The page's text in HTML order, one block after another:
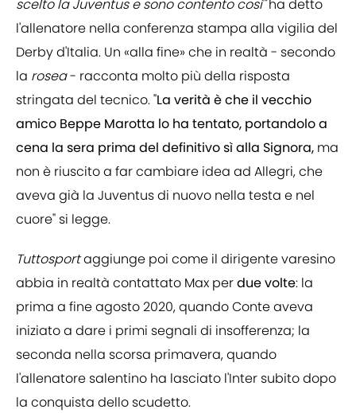
scelto la Juventus e sono contento così"ha detto
l'allenatore nella conferenza stampa alla vigilia del
Derby d'Italia. Un «alla fine» che in realtà - secondo
la rosea- racconta molto più della risposta
stringata del tecnico. "La verità è che il vecchio
amico Beppe Marotta lo ha tentato, portandolo a
cena la sera prima del definitivo sì alla Signora, ma
non è riuscito a far cambiare idea ad Allegri, che
aveva già la Juventus di nuovo nella testa e nel
cuore" si legge.
Tuttosportaggiunge poi come il dirigente varesino
abbia in realtà contattato Max perdue volte: la
prima a fine agosto 2020, quando Conte aveva
iniziato a dare i primi segnali di insofferenza; la
seconda nella scorsa primavera, quando
l'allenatore salentino ha lasciato l'Inter subito dopo
la conquista dello scudetto.